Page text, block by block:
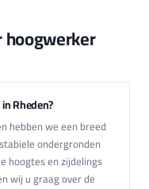
Rheden?
hebben we een breed
ondergronden
hoogtes en zijdelings
wij u graag over de